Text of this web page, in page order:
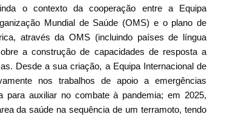
o contexto da cooperação entre a Equipa
Mundial de Saúde (OMS) e o plano de
através da OMS (incluindo países de língua
a construção de capacidades de resposta a
Desde a sua criação, a Equipa Internacional de
nos trabalhos de apoio a emergências
para auxiliar no combate à pandemia; em 2025,
da saúde na sequência de um terramoto, tendo